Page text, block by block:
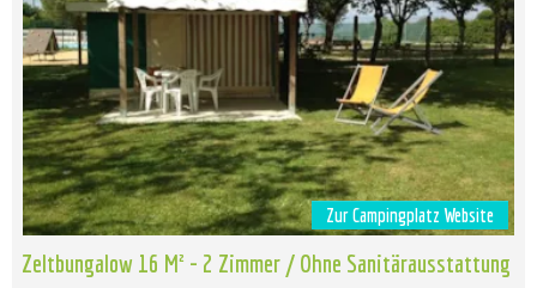
Zur Campingplatz Website
Zeltbungalow 16 M² - 2 Zimmer / Ohne Sanitärausstattung